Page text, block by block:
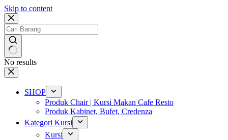
Skip to content
No results
SHOP
Produk Chair | Kursi Makan Cafe Resto
Produk Kabinet, Bufet, Credenza
Kategori Kursi
Kursi